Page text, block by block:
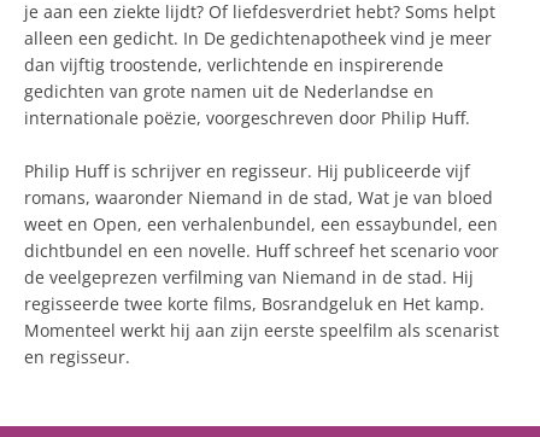
je aan een ziekte lijdt? Of liefdesverdriet hebt? Soms helpt
alleen een gedicht. In De gedichtenapotheek vind je meer
dan vijftig troostende, verlichtende en inspirerende
gedichten van grote namen uit de Nederlandse en
internationale poëzie, voorgeschreven door Philip Huff.
Philip Huff is schrijver en regisseur. Hij publiceerde vijf
romans, waaronder Niemand in de stad, Wat je van bloed
weet en Open, een verhalenbundel, een essaybundel, een
dichtbundel en een novelle. Huff schreef het scenario voor
de veelgeprezen verfilming van Niemand in de stad. Hij
regisseerde twee korte films, Bosrandgeluk en Het kamp.
Momenteel werkt hij aan zijn eerste speelfilm als scenarist
en regisseur.